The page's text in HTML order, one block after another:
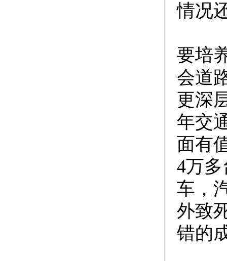
情况
要培
会道
更深
年交
面有
4万
车，
外致
错的